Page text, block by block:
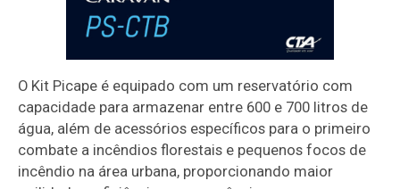
O Kit Picape é equipado com um reservatório com
capacidade para armazenar entre 600 e 700 litros de
água, além de acessórios específicos para o primeiro
combate a incêndios florestais e pequenos focos de
incêndio na área urbana, proporcionando maior